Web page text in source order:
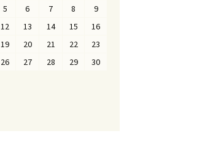
5 6 7 8
9
12 13 14 15
16
19 20 21 22
23
26 27 28 29
30